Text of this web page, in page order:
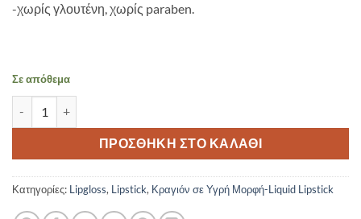
-χωρίς γλουτένη, χωρίς paraben.
Σε απόθεμα
ΠΡΟΣΘΉΚΗ ΣΤΟ ΚΑΛΆΘΙ
Κατηγορίες: Lipgloss, Lipstick, Κραγιόν σε Υγρή Μορφή-Liquid Lipstick